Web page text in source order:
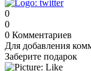
0
0
0 Комментариев
Для добавления
Заберите подарок